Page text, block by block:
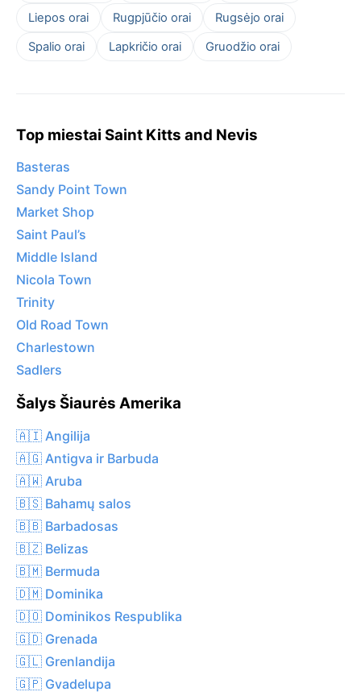
Liepos orai Rugpjūčio orai
Rugsėjo orai
Spalio orai
Lapkričio orai Gruodžio orai
Top miestai Saint Kitts and Nevis
Basteras
Sandy Point Town
Market Shop
Saint Paul’s
Middle Island
Nicola Town
Trinity
Old Road Town
Charlestown
Sadlers
Šalys Šiaurės Amerika
🇦🇮 Angilija
🇦🇬 Antigva ir Barbuda
🇦🇼 Aruba
🇧🇸 Bahamų salos
🇧🇧 Barbadosas
🇧🇿 Belizas
🇧🇲 Bermuda
🇩🇲 Dominika
🇩🇴 Dominikos Respublika
🇬🇩 Grenada
🇬🇱 Grenlandija
🇬🇵 Gvadelupa